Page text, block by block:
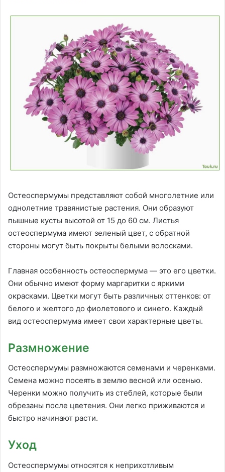
Остеоспермумы представляют собой многолетние или
однолетние травянистые растения. Они образуют
пышные кусты высотой от 15 до 60 см. Листья
остеоспермума имеют зеленый цвет, с обратной
стороны могут быть покрыты белыми волосками.
Главная особенность остеоспермума — это его цветки.
Они обычно имеют форму маргаритки с яркими
окрасками. Цветки могут быть различных оттенков: от
белого и желтого до фиолетового и синего. Каждый
вид остеоспермума имеет свои характерные цветы.
Размножение
Остеоспермумы размножаются семенами и черенками.
Семена можно посеять в землю весной или осенью.
Черенки можно получить из стеблей, которые были
обрезаны после цветения. Они легко приживаются и
быстро начинают расти.
Уход
Остеоспермумы относятся к неприхотливым